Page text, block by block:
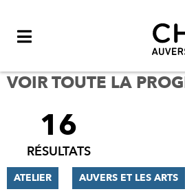
VOIR TOUTE LA
FILTRER
RÉSULTATS
16
RÉSULTATS
ATELIER AUVERS ET LES ARTS